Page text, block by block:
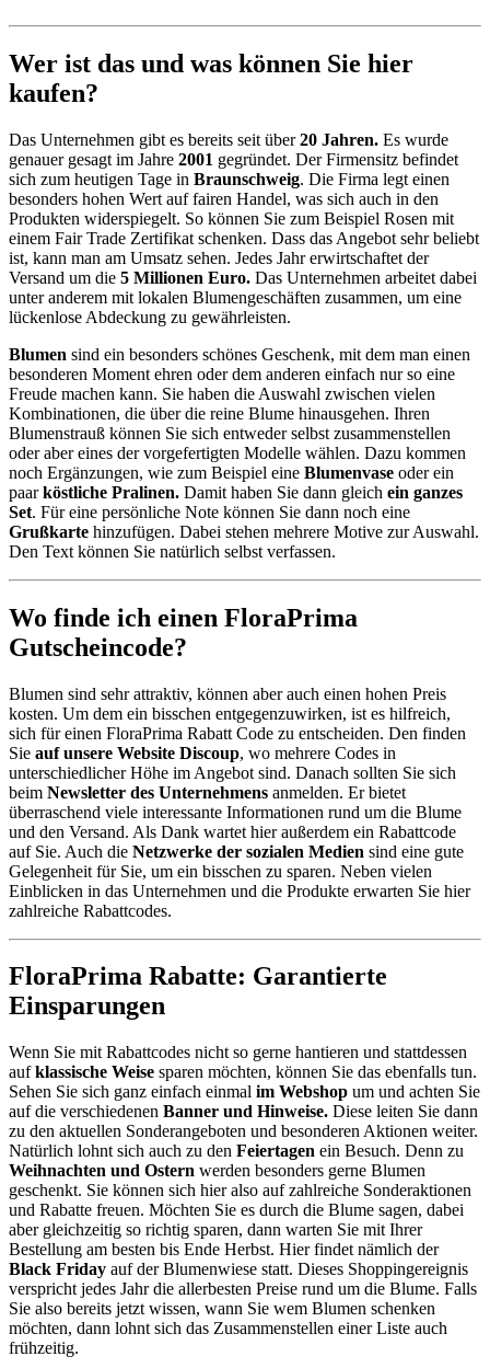
Wer ist das und was können Sie hier
kaufen?
Das Unternehmen gibt es bereits seit über20 Jahren. Es wurde
genauer gesagt im Jahre 2001 gegründet. Der Firmensitz befindet
sich zum heutigen Tage in Braunschweig. Die Firma legt einen
besonders hohen Wert auf fairen Handel, was sich auch in den
Produkten widerspiegelt. So können Sie zum Beispiel Rosen mit
einem Fair Trade Zertifikat schenken. Dass das Angebot sehr beliebt
ist, kann man am Umsatz sehen. Jedes Jahr erwirtschaftet der
Versand um die 5 Millionen Euro. Das Unternehmen arbeitet dabei
unter anderem mit lokalen Blumengeschäften zusammen, um eine
lückenlose Abdeckung zu gewährleisten.
Blumen sind ein besonders schönes Geschenk, mit dem man einen
besonderen Moment ehren oder dem anderen einfach nur so eine
Freude machen kann. Sie haben die Auswahl zwischen vielen
Kombinationen, die über die reine Blume hinausgehen. Ihren
Blumenstrauß können Sie sich entweder selbst zusammenstellen
oder aber eines der vorgefertigten Modelle wählen. Dazu kommen
noch Ergänzungen, wie zum Beispiel eine Blumenvase oder ein
paarköstliche Pralinen. Damit haben Sie dann gleich ein ganzes
Set. Für eine persönliche Note können Sie dann noch eine
Grußkarte hinzufügen. Dabei stehen mehrere Motive zur Auswahl.
Den Text können Sie natürlich selbst verfassen.
Wo finde ich einen FloraPrima
Gutscheincode?
Blumen sind sehr attraktiv, können aber auch einen hohen Preis
kosten. Um dem ein bisschen entgegenzuwirken, ist es hilfreich,
sich für einen FloraPrima Rabatt Code zu entscheiden. Den finden
Sie auf unsere Website Discoup, wo mehrere Codes in
unterschiedlicher Höhe im Angebot sind. Danach sollten Sie sich
beim Newsletter des Unternehmens anmelden. Er bietet
überraschend viele interessante Informationen rund um die Blume
und den Versand. Als Dank wartet hier außerdem ein Rabattcode
auf Sie. Auch die Netzwerke der sozialen Medien sind eine gute
Gelegenheit für Sie, um ein bisschen zu sparen. Neben vielen
Einblicken in das Unternehmen und die Produkte erwarten Sie hier
zahlreiche Rabattcodes.
FloraPrima Rabatte: Garantierte
Einsparungen
Wenn Sie mit Rabattcodes nicht so gerne hantieren und stattdessen
aufklassische Weise sparen möchten, können Sie das ebenfalls tun.
Sehen Sie sich ganz einfach einmal im Webshop um und achten Sie
auf die verschiedenen Banner und Hinweise. Diese leiten Sie dann
zu den aktuellen Sonderangeboten und besonderen Aktionen weiter.
Natürlich lohnt sich auch zu den Feiertagen ein Besuch. Denn zu
Weihnachten und Ostern werden besonders gerne Blumen
geschenkt. Sie können sich hier also auf zahlreiche Sonderaktionen
und Rabatte freuen. Möchten Sie es durch die Blume sagen, dabei
aber gleichzeitig so richtig sparen, dann warten Sie mit Ihrer
Bestellung am besten bis Ende Herbst. Hier findet nämlich der
Black Friday auf der Blumenwiese statt. Dieses Shoppingereignis
verspricht jedes Jahr die allerbesten Preise rund um die Blume. Falls
Sie also bereits jetzt wissen, wann Sie wem Blumen schenken
möchten, dann lohnt sich das Zusammenstellen einer Liste auch
frühzeitig.